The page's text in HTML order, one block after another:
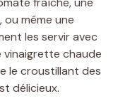
ou même une
les servir avec
vinaigrette chaude
le croustillant des
délicieux.